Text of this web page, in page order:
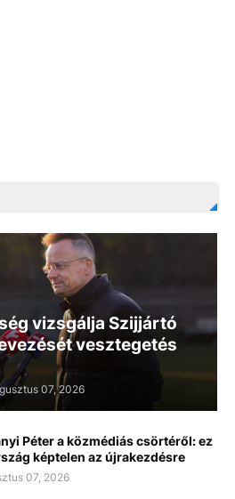
vizsgálja Szijjártó
vesztegetés
07, 2026
Péter a közmédiás csörtéről: ez
képtelen az újrakezdésre
07, 2026